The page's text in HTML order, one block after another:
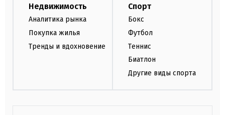
Недвижимость
Аналитика рынка
Покупка жилья
Тренды и вдохновение
Спорт
Бокс
Футбол
Теннис
Биатлон
Другие виды спорта